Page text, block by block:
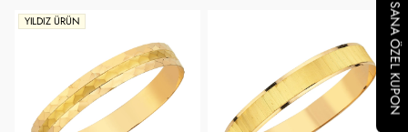
YILDIZ ÜRÜN SANA ÖZEL KUPON